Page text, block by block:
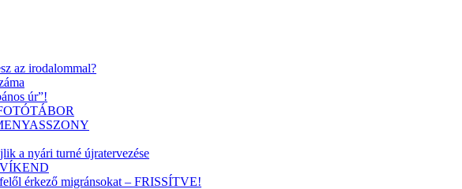
az irodalommal?
úr”!
a nyári turné újratervezése
VÍKEND
érkező migránsokat – FRISSÍTVE!